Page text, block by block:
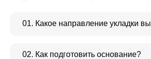
01. Какое направление укладки
02. Как подготовить основание?